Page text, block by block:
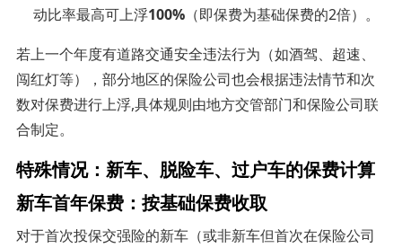
动比率最高可上浮100% （即保费为基础保费的2倍）。
若上一个年度有道路交通安全违法行为（如酒驾、超速、
闯红灯等），部分地区的保险公司也会根据违法情节和次
数对保费进行上浮,具体规则由地方交管部门和保险公司联
合制定。
特殊情况：新车、脱险车、过户车的保费计算
新车首年保费：按基础保费收取
对于首次投保交强险的新车（或非新车但首次在保险公司